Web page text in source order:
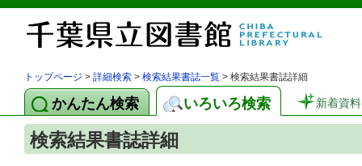
トップページ > 詳細検索 > 検索結果書誌一覧 > 検索結果書誌詳細
かんたん検索 いろいろ検索 新着資料
検索結果書誌詳細